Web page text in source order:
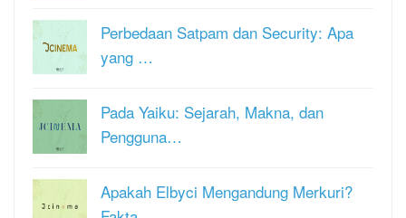
Perbedaan Satpam dan Security: Apa
yang …
Pada Yaiku: Sejarah, Makna, dan
Pengguna…
Apakah Elbyci Mengandung Merkuri?